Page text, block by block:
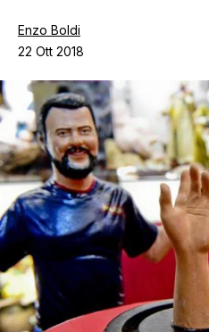
Chi siamo
Contatti
Enzo Boldi
22 Ott 2018